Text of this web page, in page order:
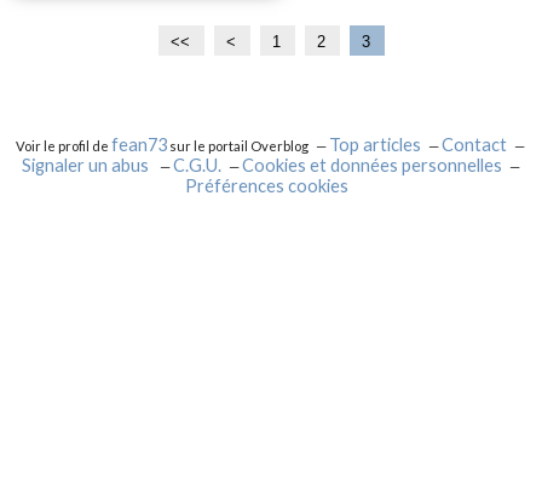
<< < 1 2 3
Voir le profil defean73 sur le portail Overblog Top articles
Contact
Signaler un abus
C.G.U.
Cookies et données personnelles
Préférences cookies